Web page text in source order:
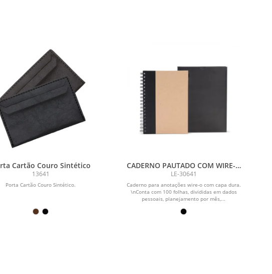
Cartão Couro Sintético
13641
Porta Cartão Couro Sintético.
CADERNO PAUTADO COM WIRE-O
- 23X18CM - BEGE/PRETO
LE-30641
Caderno para anotações wire-o com capa dura.
\nConta com 100 folhas, divididas em dados
pessoais, planejamento por mês,...